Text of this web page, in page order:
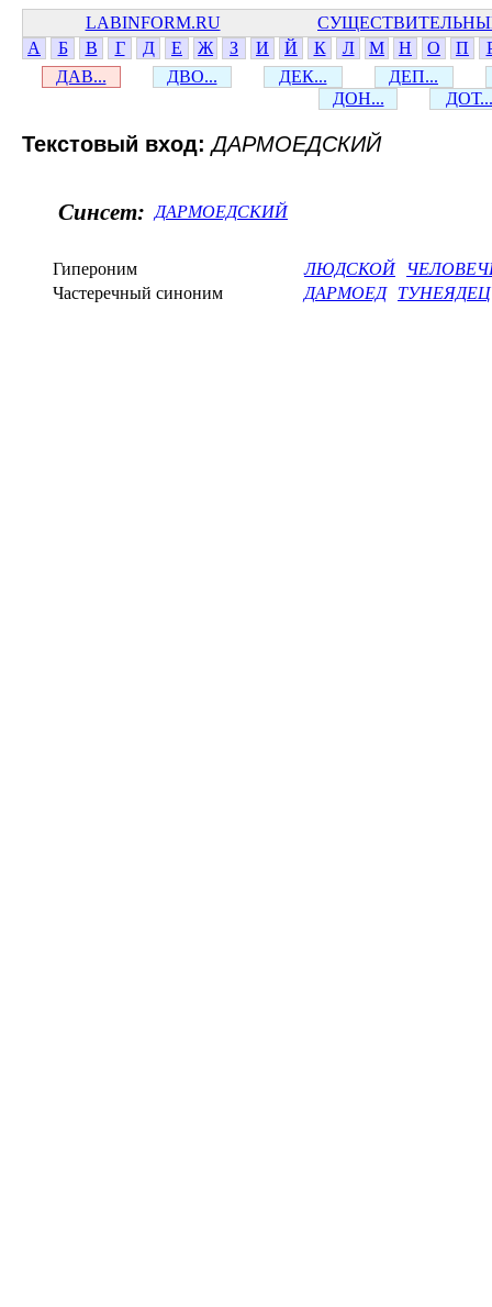
LABINFORM.RU
А
Б В Г Д Е Ж З И Й К Л М Н О П
ДАВ...
ДВО... ДЕК...
ДЕП...
ДОН...
ДОТ...
Текстовый вход:ДАРМОЕДСКИЙ
Синсет: ДАРМОЕДСКИЙ
Гипероним ЛЮДСКОЙ
Частеречный синоним
ДАРМОЕД ТУНЕЯДЕЦ